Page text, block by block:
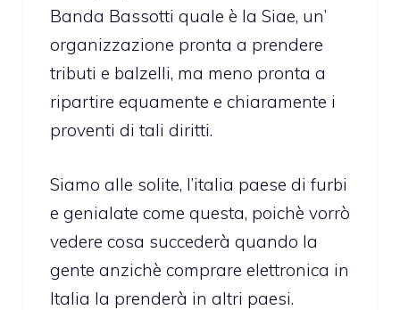
Banda Bassotti quale è la Siae, un’
organizzazione pronta a prendere
tributi e balzelli, ma meno pronta a
ripartire equamente e chiaramente i
proventi di tali diritti.
Siamo alle solite, l’italia paese di furbi
e genialate come questa, poichè vorrò
vedere cosa succederà quando la
gente anzichè comprare elettronica in
Italia la prenderà in altri paesi.